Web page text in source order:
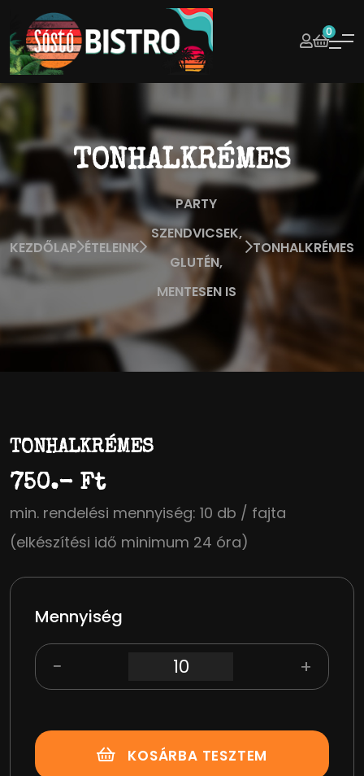
0
TONHALKRÉMES
KEZDŐLAP ÉTELEINK
PARTY
SZENDVICSEK,
GLUTÉN,
MENTESEN IS
TONHALKRÉMES
TONHALKRÉMES
750.- Ft
min. rendelési mennyiség: 10 db / fajta
(elkészítési idő minimum 24 óra)
Mennyiség
− +
KOSÁRBA TESZTEM